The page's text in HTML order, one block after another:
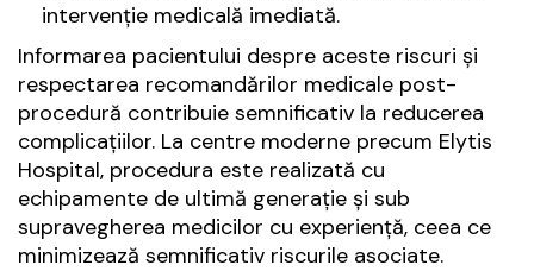
intervenție medicală imediată.
Informarea pacientului despre aceste riscuri și
respectarea recomandărilor medicale post-
procedură contribuie semnificativ la reducerea
complicațiilor. La centre moderne precum Elytis
Hospital, procedura este realizată cu
echipamente de ultimă generație și sub
supravegherea medicilor cu experiență, ceea ce
minimizează semnificativ riscurile asociate.